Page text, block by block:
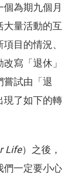
為期九個月
大量活動的互
目的情況、
寫「退休」
嘗試由「退
現了如下的轉
Life）之後，
們一定要小心